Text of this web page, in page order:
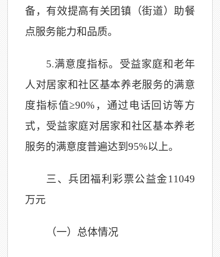
备，有效提高有关团镇（街道）助餐
点服务能力和品质。
5.满意度指标。受益家庭和老年
人对居家和社区基本养老服务的满意
度指标值≥90% ，通过电话回访等方
式，受益家庭对居家和社区基本养老
服务的满意度普遍达到 95%以上。
三、 兵团福利彩票公益金11049
万元
（一）总体情况